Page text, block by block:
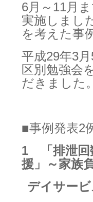
6月～11月
実施しまし
を考えた事
平成29年3
区別勉強会
だきました。
■事例発表2
1 「排泄回
援」～家族
デイサー